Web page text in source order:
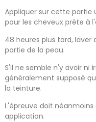
Appliquer sur cette
pour les cheveux prête à
48 heures plus tard,
partie de la peau.
S'il ne semble n'y avoir ni
généralement supposé
la teinture.
L'épreuve doit
application.